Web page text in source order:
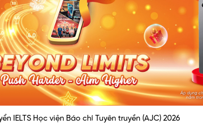
IELTS Học viện Báo chí Tuyên truyền (AJC) 2026